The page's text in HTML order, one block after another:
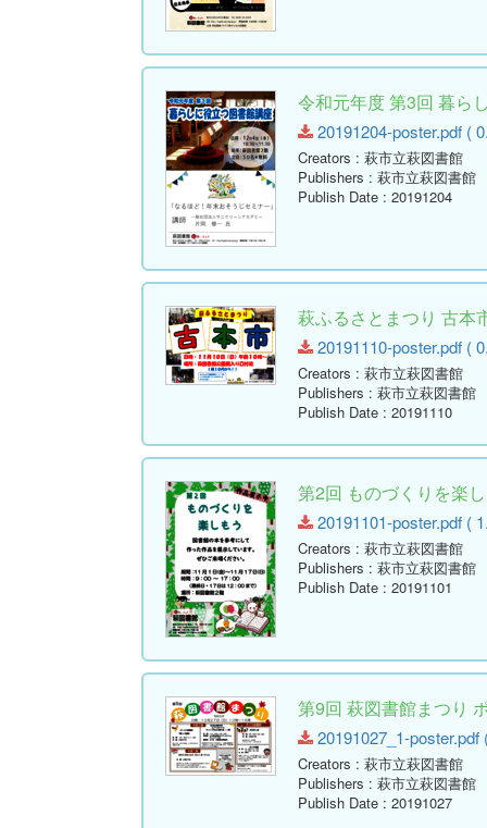
令和元年度 第3回 暮ら
20191204-poster.pdf (
Creators : 萩市立萩図書館
Publishers : 萩市立萩図書館
Publish Date : 20191204
萩ふるさとまつり 古本
20191110-poster.pdf (
Creators : 萩市立萩図書館
Publishers : 萩市立萩図書館
Publish Date : 20191110
第2回 ものづくりを楽
20191101-poster.pdf (
Creators : 萩市立萩図書館
Publishers : 萩市立萩図書館
Publish Date : 20191101
第9回 萩図書館まつり
20191027_1-poster.pdf
Creators : 萩市立萩図書館
Publishers : 萩市立萩図書館
Publish Date : 20191027